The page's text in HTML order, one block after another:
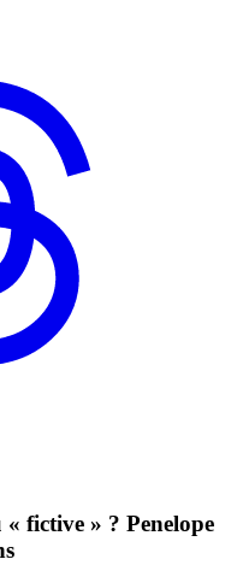
fictive » ? Penelope